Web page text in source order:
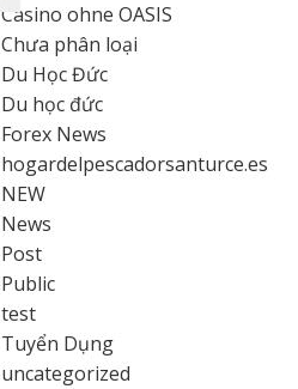
Casino ohne OASIS
Chưa phân loại
Du Học Đức
Du học đức
Forex News
hogardelpescadorsanturce.es
NEW
News
Post
Public
test
Tuyển Dụng
uncategorized